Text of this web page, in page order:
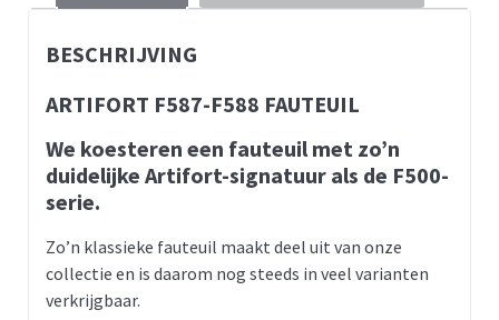
BESCHRIJVING
ARTIFORT F587-F588 FAUTEUIL
We koesteren een fauteuil met zo’n
duidelijke Artifort-signatuur als de F500-
serie.
Zo’n klassieke fauteuil maakt deel uit van onze
collectie en is daarom nog steeds in veel varianten
verkrijgbaar.